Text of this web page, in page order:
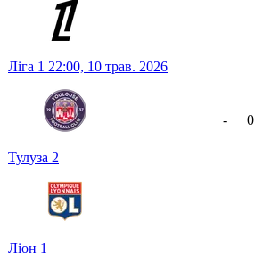
Ліга 1 22:00, 10 трав. 2026
Тулуза 2
Ліон 1
- 0